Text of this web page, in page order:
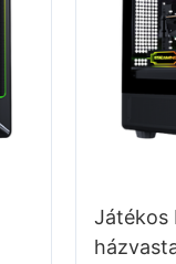
Játékos